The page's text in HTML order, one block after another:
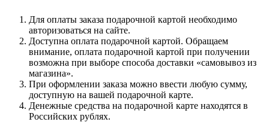
Для оплаты заказа подарочной картой необходимо
авторизоваться на сайте.
Доступна оплата подарочной картой. Обращаем
внимание, оплата подарочной картой при получении
возможна при выборе способа доставки «самовывоз из
магазина».
При оформлении заказа можно ввести любую сумму,
доступную на вашей подарочной карте.
Денежные средства на подарочной карте находятся в
Российских рублях.